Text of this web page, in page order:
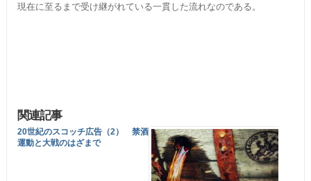
現在に至るまで受け継がれている一貫した流れなのである。
関連記事
20世紀のスコッチ広告（2） 禁酒
運動と大戦のはざまで